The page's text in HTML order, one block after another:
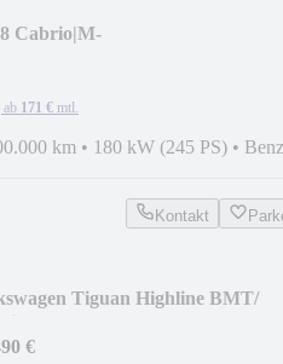
Cabrio|M-
ab 171 € mtl.
km • 180 kW (245 PS) •
Kontakt
Tiguan Highline BMT/
€